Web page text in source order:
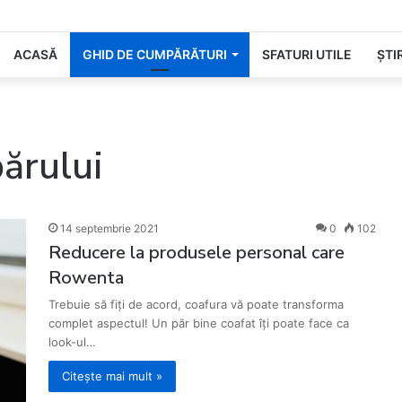
ACASĂ GHID DE CUMPĂRĂTURI SFATURI UTILE
14 septembrie 2021 0 102
Reducere la produsele personal care
Rowenta
Trebuie să fiți de acord, coafura vă poate transforma
complet aspectul! Un păr bine coafat îți poate face ca
look-ul…
Citește mai mult »